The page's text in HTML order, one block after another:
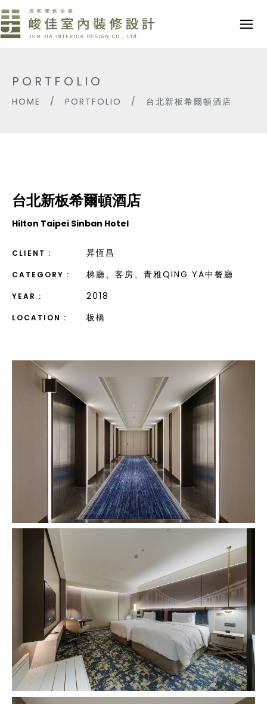
PORTFOLIO
HOME / PORTFOLIO / 台北新板希爾頓酒店
台北新板希爾頓酒店
Hilton Taipei Sinban Hotel
CLIENT : 昇恆昌
CATEGORY : 梯廳、客房、青雅QING YA中餐廳
YEAR : 2018
LOCATION : 板橋